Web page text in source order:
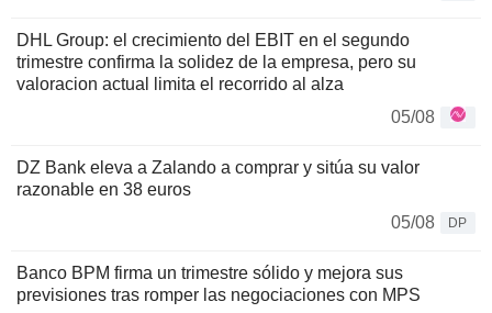
DHL Group: el crecimiento del EBIT en el segundo
trimestre confirma la solidez de la empresa, pero su
valoracion actual limita el recorrido al alza
05/08
DZ Bank eleva a Zalando a comprar y sitúa su valor
razonable en 38 euros
05/08
DP
Banco BPM firma un trimestre sólido y mejora sus
previsiones tras romper las negociaciones con MPS